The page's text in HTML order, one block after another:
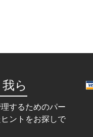
ら
するためのパー
ントをお探しで